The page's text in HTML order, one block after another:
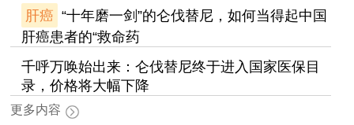
肝癌 “十年磨一剑”的仑伐替尼，如何当得起中国
肝癌患者的“救命药
千呼万唤始出来：仑伐替尼终于进入国家医保目
录，价格将大幅下降
更多内容